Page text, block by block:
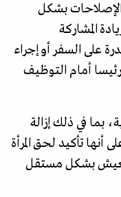
الإصلاحات بشكل
في زيادة المشاركة
على السفر أو إجراء
أمام التوظيف
بما في ذلك إزالة
أنها تأكيد لحق المرأة
العيش بشكل مستقل